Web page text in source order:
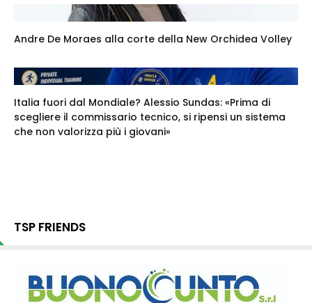
Andre De Moraes alla corte della New Orchidea Volley
Italia fuori dal Mondiale? Alessio Sundas: «Prima di
scegliere il commissario tecnico, si ripensi un sistema
che non valorizza più i giovani»
TSP FRIENDS